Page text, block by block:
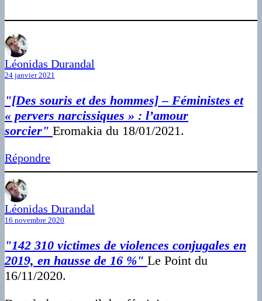
Léonidas Durandal
24 janvier 2021
"[Des souris et des hommes] – Féministes et
« pervers narcissiques » : l’amour
sorcier" Eromakia du 18/01/2021.
Répondre
Léonidas Durandal
16 novembre 2020
"142 310 victimes de violences conjugales en
2019, en hausse de 16 %" Le Point du
16/11/2020.